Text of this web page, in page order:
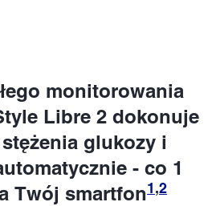
monitorowania
Libre 2 dokonuje
glukozy i
- co 1
Twój smartfon1,2